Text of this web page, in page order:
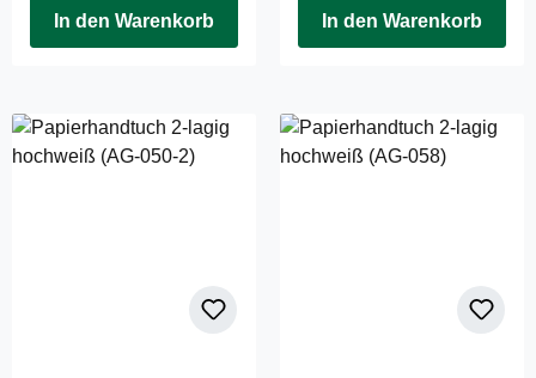
In den Warenkorb In den Warenkorb